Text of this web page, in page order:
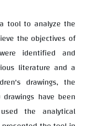
tool to analyze the
the objectives of
identified and
literature and a
drawings, the
have been
the analytical